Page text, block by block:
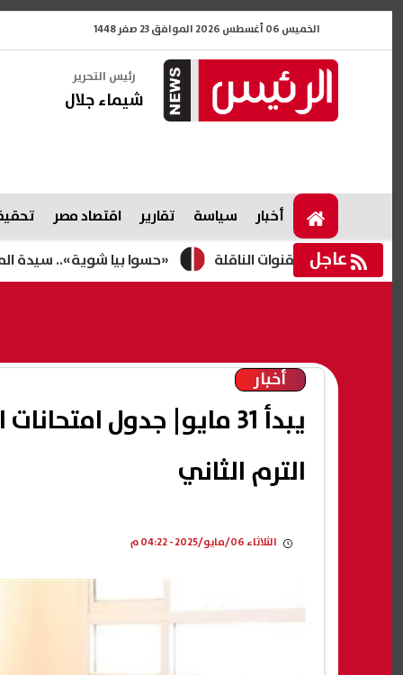
الخميس 06 أغسطس 2026 الموافق 23 صفر 1448
رئيس التحرير
شيماء جلال
أخبار سياسة تقارير اقتصاد مصر
عاجل «حسوا بيا شوية».. سيدة المطار تخرج
أخبار
الترم الثاني
الثلاثاء 06/مايو/2025 - 04:22 م